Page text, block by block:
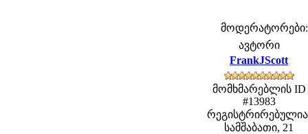
მოდერატორები:
ავტორი
FrankJScott
მომხმარებლის ID
#13983
სამშაბათი, 21